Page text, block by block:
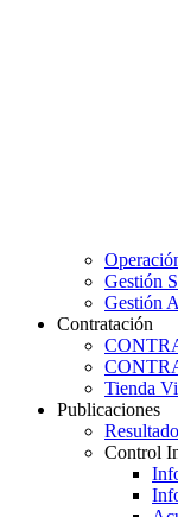
Gestión
Gestión
Contratación
Tienda
Publicaciones
Control